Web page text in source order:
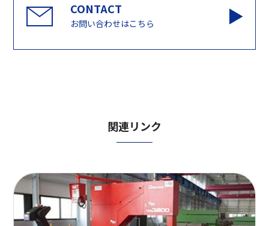
お問い合わせはこちら
関連リンク